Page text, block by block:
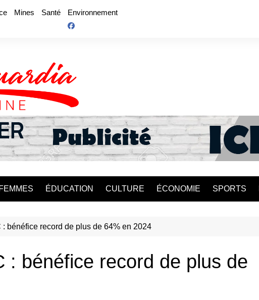
Mines Santé Environnement
ÉDUCATION CULTURE ÉCONOMIE SPORTS
: bénéfice record de plus de 64% en 2024
: bénéfice record de plus de